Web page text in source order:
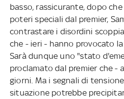
basso, rassicurante, dopo
poteri speciali dal premier,
contrastare i disordini
che - ieri - hanno provocato
Sarà dunque uno "stato
proclamato dal premier che -
giorni. Ma i segnali di
situazione potrebbe